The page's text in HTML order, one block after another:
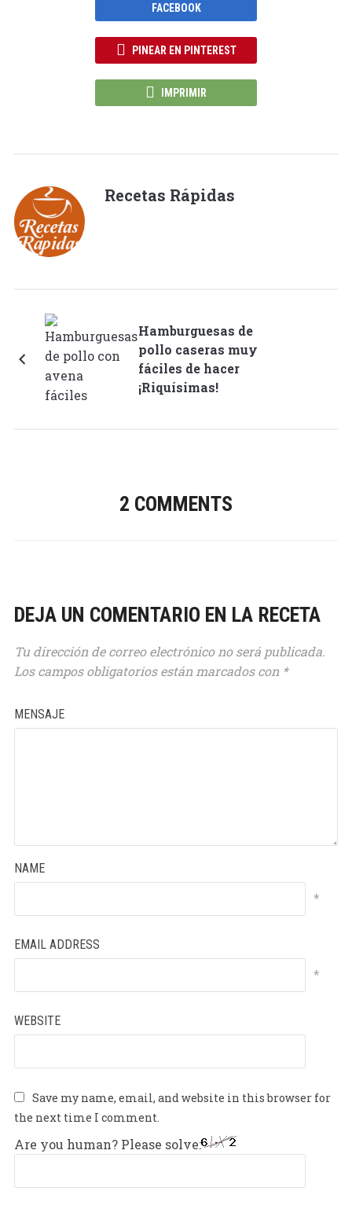
FACEBOOK
PINEAR EN PINTEREST
IMPRIMIR
Recetas Rápidas
Hamburguesas de
pollo caseras muy
fáciles de hacer
¡Riquísimas!
2 COMMENTS
DEJA UN COMENTARIO EN LA RECETA
Tu dirección de correo electrónico no será publicada.
Los campos obligatorios están marcados con *
MENSAJE
NAME
*
EMAIL ADDRESS
*
WEBSITE
Save my name, email, and website in this browser for
the next time I comment.
Are you human? Please solve: